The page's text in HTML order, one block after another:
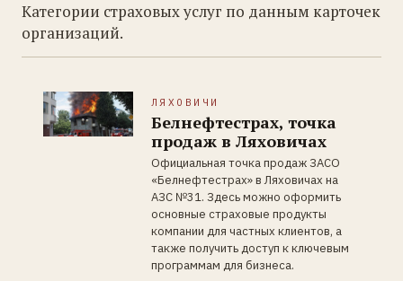
Категории страховых услуг по данным карточек
организаций.
ЛЯХОВИЧИ
Белнефтестрах, точка
продаж в Ляховичах
Официальная точка продаж ЗАСО
«Белнефтестрах» в Ляховичах на
АЗС №31. Здесь можно оформить
основные страховые продукты
компании для частных клиентов, а
также получить доступ к ключевым
программам для бизнеса.